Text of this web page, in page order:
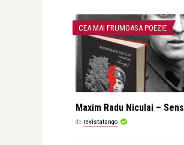
CEA MAI FRUMOASA POEZIE
Maxim Radu Niculai – Sens
de revistatango